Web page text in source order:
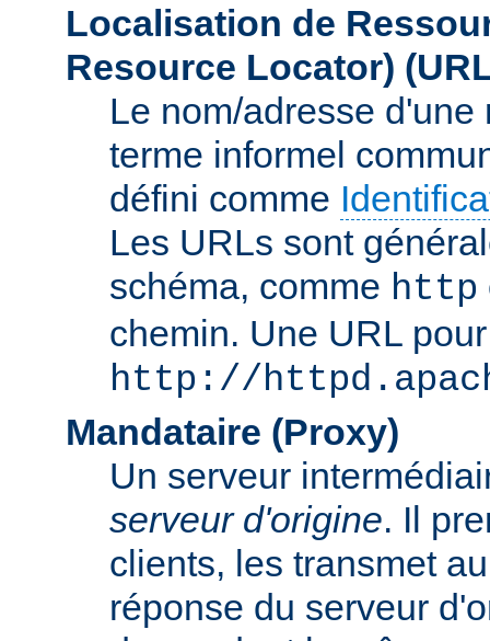
Localisation de
Resource Locator)
Le nom/adresse
terme informel
défini comme
Les URLs sont
schéma, comme http
chemin. Une URL
http://
Mandataire (Proxy)
Un serveur
serveur d'origine. Il
clients, les transmet
réponse du serveur